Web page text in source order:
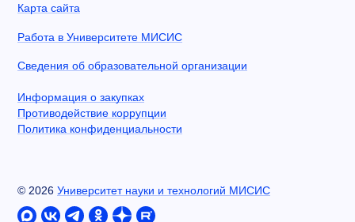
Карта сайта
Работа в Университете МИСИС
Сведения об образовательной организации
Информация о закупках
Противодействие коррупции
Политика конфиденциальности
© 2026 Университет науки и технологий МИСИС